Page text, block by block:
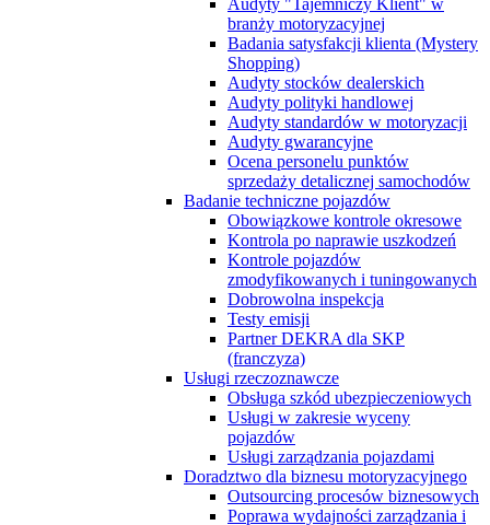
Audyty "Tajemniczy Klient" w
branży motoryzacyjnej
Badania satysfakcji klienta (Mystery
Shopping)
Audyty stocków dealerskich
Audyty polityki handlowej
Audyty standardów w motoryzacji
Audyty gwarancyjne
Ocena personelu punktów
sprzedaży detalicznej samochodów
Badanie techniczne pojazdów
Obowiązkowe kontrole okresowe
Kontrola po naprawie uszkodzeń
Kontrole pojazdów
zmodyfikowanych i tuningowanych
Dobrowolna inspekcja
Testy emisji
Partner DEKRA dla SKP
(franczyza)
Usługi rzeczoznawcze
Obsługa szkód ubezpieczeniowych
Usługi w zakresie wyceny
pojazdów
Usługi zarządzania pojazdami
Doradztwo dla biznesu motoryzacyjnego
Outsourcing procesów biznesowych
Poprawa wydajności zarządzania i